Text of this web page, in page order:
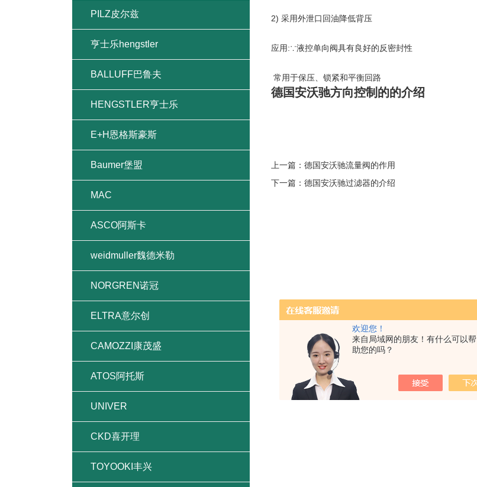
欢迎您！
来自局域网的朋友！有什么可以帮
助您的吗？
2) 采用外泄口回油降低背压
应用:∵液控单向阀具有良好的反密封性
常用于保压、锁紧和平衡回路
德国安沃驰方向控制的的介绍
上一篇： 德国安沃驰流量阀的作用
下一篇： 德国安沃驰过滤器的介绍
PILZ皮尔兹
亨士乐hengstler
BALLUFF巴鲁夫
HENGSTLER亨士乐
E+H恩格斯豪斯
Baumer堡盟
MAC
ASCO阿斯卡
weidmuller魏德米勒
NORGREN诺冠
ELTRA意尔创
CAMOZZI康茂盛
ATOS阿托斯
UNIVER
CKD喜开理
TOYOOKI丰兴